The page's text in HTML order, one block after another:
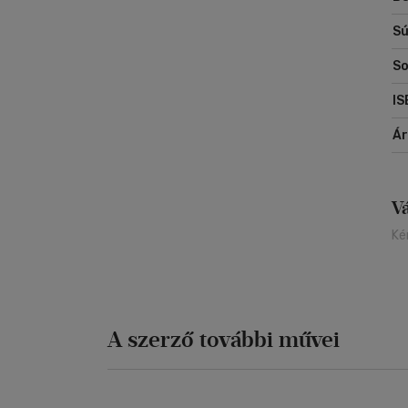
A szerző további művei